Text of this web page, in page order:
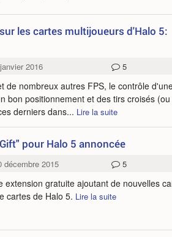
les cartes multijoueurs d'Halo 5:
2016 5
de nombreux autres FPS, le contrôle
bon positionnement et des tirs croisés (ou
derniers dans... Lire la suite
pour Halo 5 annoncée
décembre 2015 5
gratuite ajoutant de nouvelles
cartes de Halo 5. Lire la suite